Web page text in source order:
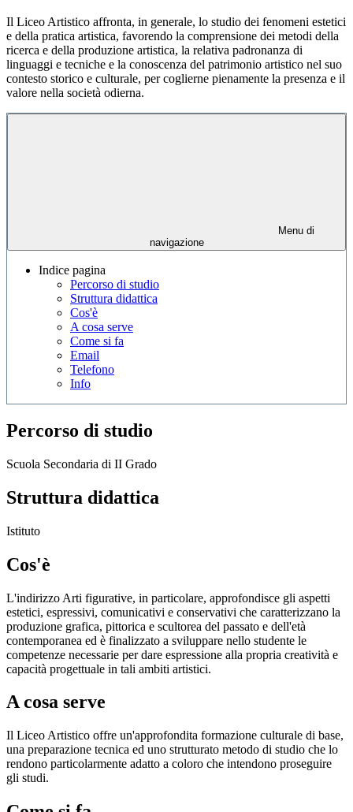
Il Liceo Artistico affronta, in generale, lo studio dei fenomeni estetici
e della pratica artistica, favorendo la comprensione dei metodi della
ricerca e della produzione artistica, la relativa padronanza di
linguaggi e tecniche e la conoscenza del patrimonio artistico nel suo
contesto storico e culturale, per coglierne pienamente la presenza e il
valore nella società odierna.
Menu di
navigazione
Indice pagina
Percorso di studio
Struttura didattica
Cos'è
A cosa serve
Come si fa
Email
Telefono
Info
Percorso di studio
Scuola Secondaria di II Grado
Struttura didattica
Istituto
Cos'è
L'indirizzo Arti figurative, in particolare, approfondisce gli aspetti
estetici, espressivi, comunicativi e conservativi che caratterizzano la
produzione grafica, pittorica e scultorea del passato e dell'età
contemporanea ed è finalizzato a sviluppare nello studente le
competenze necessarie per dare espressione alla propria creatività e
capacità progettuale in tali ambiti artistici.
A cosa serve
Il Liceo Artistico offre un'approfondita formazione culturale di base,
una preparazione tecnica ed uno strutturato metodo di studio che lo
rendono particolarmente adatto a coloro che intendono proseguire
gli studi.